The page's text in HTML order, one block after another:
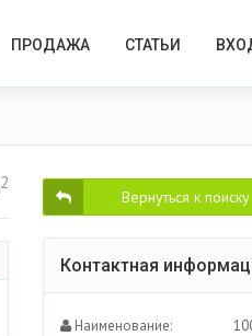
ПРОДАЖА СТАТЬИ
2
Вернуться к поиску
Контактная
Наименование: